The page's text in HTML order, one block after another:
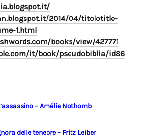
2014/04/titolotitle-
1.html
books/view/427771
it/book/pseudobiblia/id86
– Amélie Nothomb
delle tenebre – Fritz Leiber